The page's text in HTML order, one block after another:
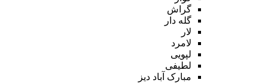
گراش
گله دار
لار
لامرد
لپویی
لطیفی
مبارک آباد دیز